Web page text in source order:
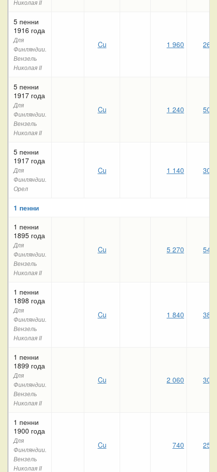
Николая II
5 пенни
1916 года
Для
Финляндии.
Вензель
Николая II
Cu 1 960 260
5 пенни
1917 года
Для
Финляндии.
Вензель
Николая II
Cu 1 240 500
5 пенни
1917 года
Для
Финляндии.
Орел
Cu 1 140 300
1 пенни
1 пенни
1895 года
Для
Финляндии.
Вензель
Николая II
Cu 5 270 540
1 пенни
1898 года
Для
Финляндии.
Вензель
Николая II
Cu 1 840 380
1 пенни
1899 года
Для
Финляндии.
Вензель
Николая II
Cu 2 060 300
1 пенни
1900 года
Для
Финляндии.
Вензель
Николая II
Cu 740 250